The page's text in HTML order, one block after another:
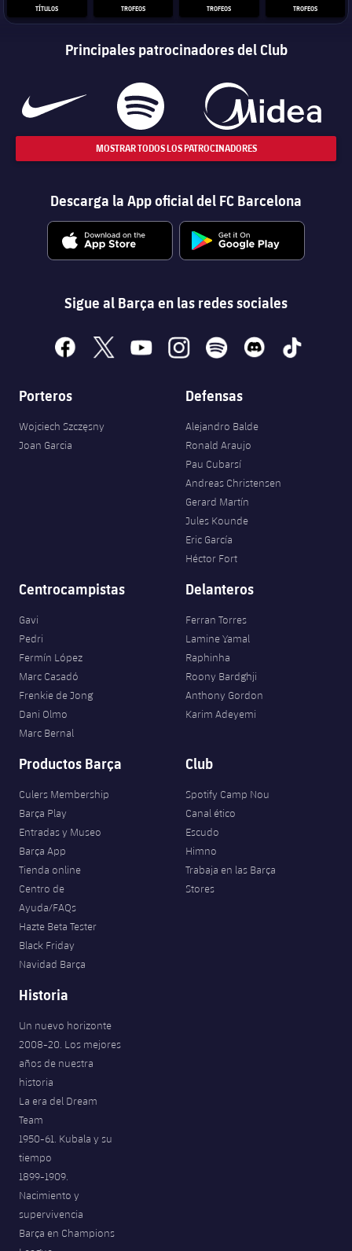
TÍTULOS TROFEOS TROFEOS TROFEOS
Principales patrocinadores del Club
MOSTRAR TODOS LOS PATROCINADORES
Descarga la App oficial del FC Barcelona
Sigue al Barça en las redes sociales
facebook
x youtubeinstagramspotify discord tiktok
Porteros
Wojciech Szczęsny
Joan Garcia
Defensas
Alejandro Balde
Ronald Araujo
Pau Cubarsí
Andreas Christensen
Gerard Martín
Jules Kounde
Eric García
Héctor Fort
Centrocampistas
Gavi
Pedri
Fermín López
Marc Casadó
Frenkie de Jong
Dani Olmo
Marc Bernal
Delanteros
Ferran Torres
Lamine Yamal
Raphinha
Roony Bardghji
Anthony Gordon
Karim Adeyemi
Productos Barça
Culers Membership
Barça Play
Entradas y Museo
Barça App
Tienda online
Centro de
Ayuda/FAQs
Hazte Beta Tester
Black Friday
Navidad Barça
Club
Spotify Camp Nou
Canal ético
Escudo
Himno
Trabaja en las Barça
Stores
Historia
Un nuevo horizonte
2008-20. Los mejores
años de nuestra
historia
La era del Dream
Team
1950-61. Kubala y su
tiempo
1899-1909.
Nacimiento y
supervivencia
Barça en Champions